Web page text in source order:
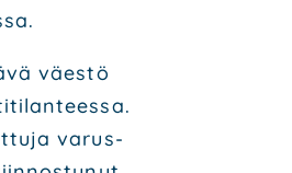
väes­tö
varus­